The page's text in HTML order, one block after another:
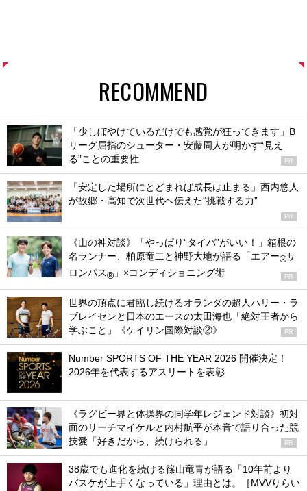
RECOMMEND
「少しぼやけているだけでも感覚が狂ってきます」B
リーグ屈指のシューター・安藤周人が明かす“見え
る”ことの重要性
PR
「安定した場所にとどまれば成長は止まる」西内悠人
が故郷・高知で次世代へ伝えた“挑戦する力”
PR
《山の神対談》「やっぱり“タイパ”がいい！」箱根の
名ランナー、柏原竜二と神野大地が語る「エアー®サ
ロンパス® 」×コンディショニング術 PR
世界の頂点に君臨し続けるオランダの超人ハリー・ラ
ブレイセンと日本のエースの太田海也「絶対王者から
学ぶこと」《ケイリン国際対談②》
PR
Number SPORTS OF THE YEAR 2026 開催決定！
2026年を代表するアスリートを表彰
《ラグビー界と体操界の同学年レジェンド対談》初対
面のリーチマイケルと内村航平が本音で語り合った競
技愛「好きだから、続けられる」
PR
38歳でも進化を続ける篠山竜青が語る「10年前より
バスケが上手くなっている」理由とは。［MVVりらい